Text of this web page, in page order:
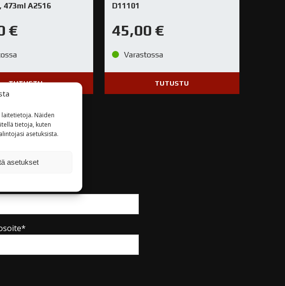
Näiden
tietoja, kuten
asetuksista.
asetukset
473ml A2516
€
TUTUSTU
D11101
45,00 €
Varastossa
TUTUSTU